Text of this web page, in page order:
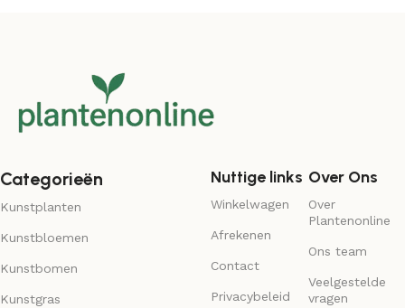
Categorieën
Kunstplanten
Kunstbloemen
Kunstbomen
Kunstgras
Nuttige links
Winkelwagen
Afrekenen
Contact
Privacybeleid
Over Ons
Over
Plantenonline
Ons team
Veelgestelde
vragen